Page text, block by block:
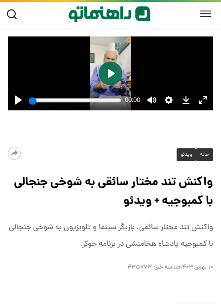
خانه ویدئو
واکنش تند مختار سائقی به شوخی جنجالی
با کمبوجیه + ویدئو
واکنش تند مختار سائقی، بازیگر سینما و تلویزیون به شوخی جنجالی
با کمبوجیه پادشاه هخامنشی در برنامه جوکر.
۱۰ بهمن ۱۴۰۳ شناسه خبر: ۴۳۵۷۷۳